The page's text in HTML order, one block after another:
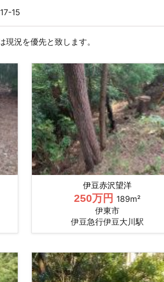
15
況を優先と致します。
伊豆赤沢望洋
250万円 189m²
伊東市
伊豆急行伊豆大川駅